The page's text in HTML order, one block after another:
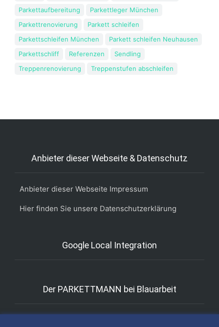
Parkettaufbereitung
Parkettleger München
Parkettrenovierung
Parkett schleifen
Parkettschleifen München
Parkett schleifen Neuhausen
Parkettschliff
Referenzen
Sendling
Treppenrenovierung
Treppenstufen abschleifen
Anbieter dieser Webseite & Datenschutz
Anbieter dieser Webseite Impressum
Hier finden Sie unsere Datenschutzerklärung
Google Local Integration
Der PARKETTMANN bei Blauarbeit